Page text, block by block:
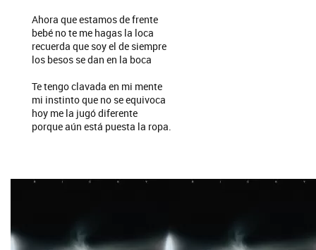
Ahora que estamos de frente
bebé no te me hagas la loca
recuerda que soy el de siempre
los besos se dan en la boca
Te tengo clavada en mi mente
mi instinto que no se equivoca
hoy me la jugó diferente
porque aún está puesta la ropa.